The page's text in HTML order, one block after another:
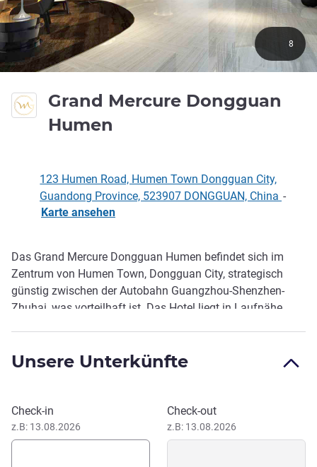
Grand Mercure Dongguan
Humen
8
123 Humen Road, Humen Town Dongguan City,
Guandong Province, 523907 DONGGUAN, China -
Karte ansehen
Beschreibung
Das Grand Mercure Dongguan Humen befindet sich im
Zentrum von Humen Town, Dongguan City, strategisch
günstig zwischen der Autobahn Guangzhou-Shenzhen-
Zhuhai, was vorteilhaft ist. Das Hotel liegt in Laufnähe
verfügen über kostenlosen WIFI-Zugang. Das Restaurant
Unsere Unterkünfte
Dieses Hotel buchen
Check-in
z.B: 13.08.2026
Check-out
z.B: 13.08.2026